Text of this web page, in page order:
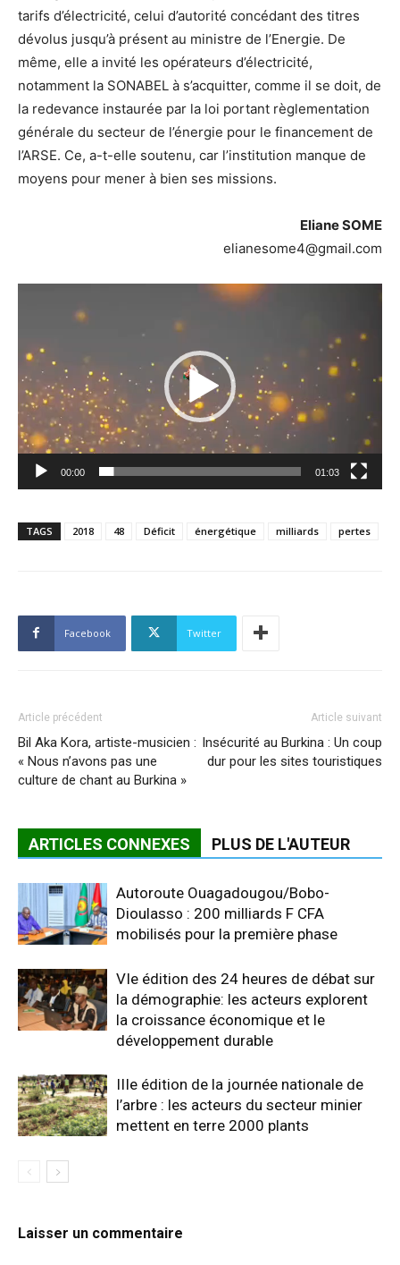
tarifs d’électricité, celui d’autorité concédant des titres
dévolus jusqu’à présent au ministre de l’Energie. De
même, elle a invité les opérateurs d’électricité,
notamment la SONABEL à s’acquitter, comme il se doit, de
la redevance instaurée par la loi portant règlementation
générale du secteur de l’énergie pour le financement de
l’ARSE. Ce, a-t-elle soutenu, car l’institution manque de
moyens pour mener à bien ses missions.
Eliane SOME
elianesome4@gmail.com
Lecteur
00:00 01:03
TAGS 2018 48 Déficit énergétique milliards pertes
Facebook Twitter
Article précédent
Bil Aka Kora, artiste-musicien :
« Nous n’avons pas une
culture de chant au Burkina »
Article suivant
Insécurité au Burkina : Un coup
dur pour les sites touristiques
ARTICLES CONNEXES PLUS DE L'AUTEUR
Autoroute Ouagadougou/Bobo-
Dioulasso : 200 milliards F CFA
mobilisés pour la première phase
VIe édition des 24 heures de débat sur
la démographie: les acteurs explorent
la croissance économique et le
développement durable
IIIe édition de la journée nationale de
l’arbre : les acteurs du secteur minier
mettent en terre 2000 plants
Laisser un commentaire